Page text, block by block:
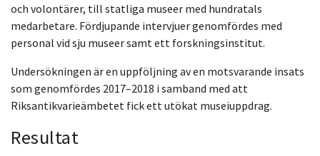
och volontärer, till statliga museer med hundratals
medarbetare. Fördjupande intervjuer genomfördes med
personal vid sju museer samt ett forskningsinstitut.
Undersökningen är en uppföljning av en motsvarande insats
som genomfördes 2017–2018 i samband med att
Riksantikvarieämbetet fick ett utökat museiuppdrag.
Resultat